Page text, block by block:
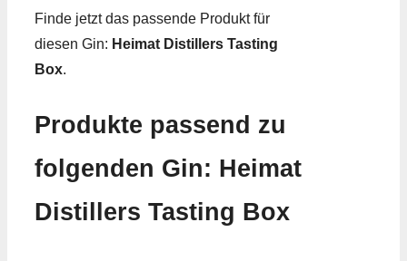
Finde jetzt das passende Produkt für
diesen Gin: Heimat Distillers Tasting
Box.
Produkte passend zu
folgenden Gin: Heimat
Distillers Tasting Box